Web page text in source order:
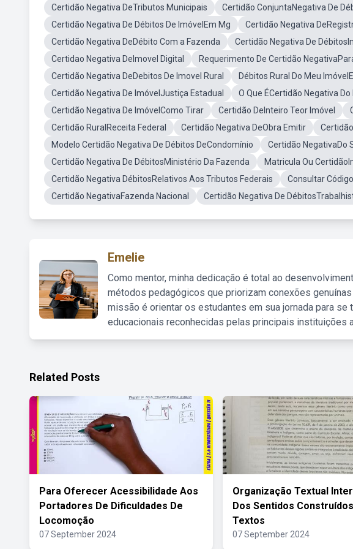
Certidão Negativa DeTributos Municipais Certidão ConjuntaNegativa De
Certidão Negativa De Débitos De ImóvelEm Mg
Certidão Negativa
Certidão Negativa DeDébito Com a Fazenda
Certidão Negativa De
Certidao Negativa DeImovel Digital
Requerimento De Certidão
Certidão Negativa DeDebitos De Imovel Rural
Débitos Rural Do Meu
Certidão Negativa De ImóvelJustiça Estadual
O Que ÉCertidão Negativa Do
Certidão Negativa De ImóvelComo Tirar
Certidão DeInteiro Teor Imóvel
Certidão RuralReceita Federal
Certidão Negativa DeObra Emitir
Modelo Certidão Negativa De Débitos DeCondomínio
Certidão NegativaDo
Certidão Negativa De DébitosMinistério Da Fazenda
Matricula Ou
Certidão Negativa DébitosRelativos Aos Tributos Federais
Consultar
Certidão NegativaFazenda Nacional
Certidão Negativa De
Emelie
Como mentor, minha dedicação é total ao
métodos pedagógicos que priorizam conexões
missão é orientar os estudantes em sua jornada para
educacionais reconhecidas pelas principais instituições
Related Posts
Para Oferecer Acessibilidade Aos
Portadores De Dificuldades De
Locomoção
07 September 2024
Organização Textual
Dos Sentidos
Textos
07 September 2024